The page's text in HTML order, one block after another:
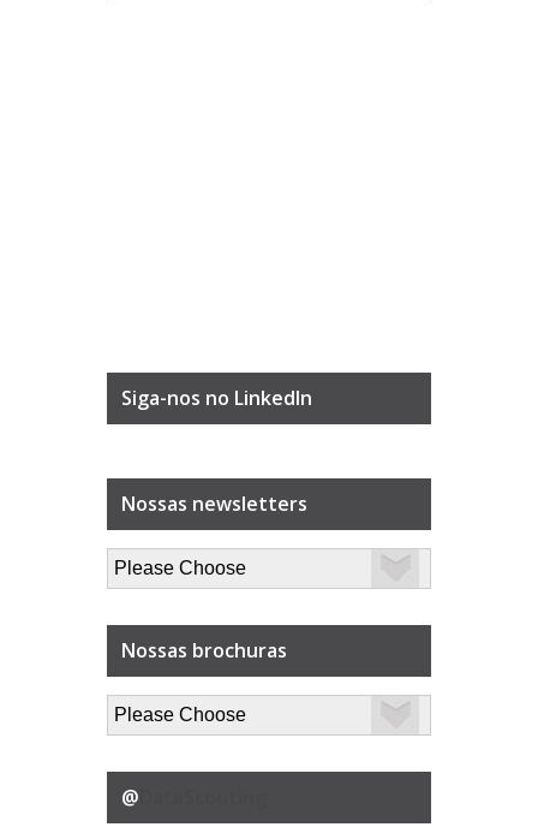
Siga-nos no LinkedIn
Nossas newsletters
Nossas brochuras
@